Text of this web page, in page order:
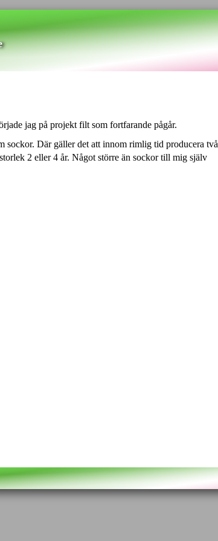
jag på projekt filt som fortfarande pågår.
sockor. Där gäller det att innom rimlig tid producera två
2 eller 4 år. Något större än sockor till mig själv